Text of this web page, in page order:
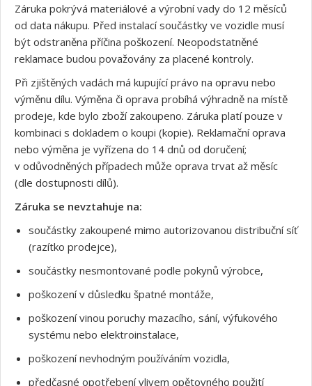
Záruka pokrývá materiálové a výrobní vady do 12 měsíců
od data nákupu. Před instalací součástky ve vozidle musí
být odstraněna příčina poškození. Neopodstatněné
reklamace budou považovány za placené kontroly.
Při zjištěných vadách má kupující právo na opravu nebo
výměnu dílu. Výměna či oprava probíhá výhradně na místě
prodeje, kde bylo zboží zakoupeno. Záruka platí pouze v
kombinaci s dokladem o koupi (kopie). Reklamační oprava
nebo výměna je vyřízena do 14 dnů od doručení;
v odůvodněných případech může oprava trvat až měsíc
(dle dostupnosti dílů).
Záruka se nevztahuje na:
součástky zakoupené mimo autorizovanou distribuční síť
(razítko prodejce),
součástky nesmontované podle pokynů výrobce,
poškození v důsledku špatné montáže,
poškození vinou poruchy mazacího, sání, výfukového
systému nebo elektroinstalace,
poškození nevhodným používáním vozidla,
předčasné opotřebení vlivem opětovného použití